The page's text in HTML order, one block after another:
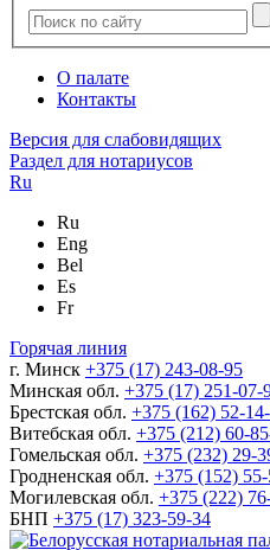
О палате
Контакты
Версия для слабовидящих
Раздел для нотариусов
Ru
Ru
Eng
Bel
Es
Fr
Горячая линия
г. Минск +375 (17) 243-08-95
Минская обл. +375 (17) 251-07-
Брестская обл. +375 (162) 52-
Витебская обл. +375 (212) 60-
Гомельская обл. +375 (232) 29-
Гродненская обл. +375 (152)
Могилевская обл. +375 (222)
БНП +375 (17) 323-59-34